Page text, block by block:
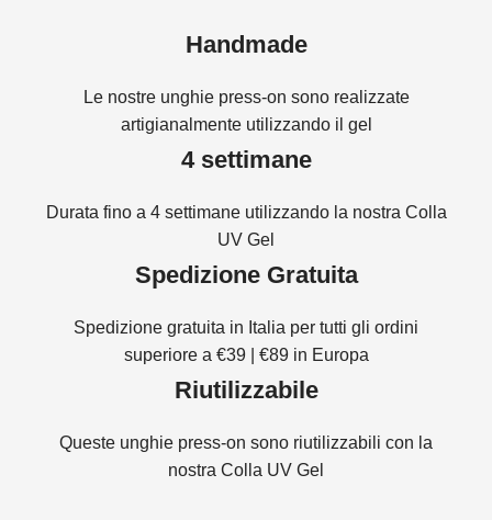
Handmade
Le nostre unghie press-on sono realizzate
artigianalmente utilizzando il gel
4 settimane
Durata fino a 4 settimane utilizzando la nostra Colla
UV Gel
Spedizione Gratuita
Spedizione gratuita in Italia per tutti gli ordini
superiore a €39 | €89 in Europa
Riutilizzabile
Queste unghie press-on sono riutilizzabili con la
nostra Colla UV Gel